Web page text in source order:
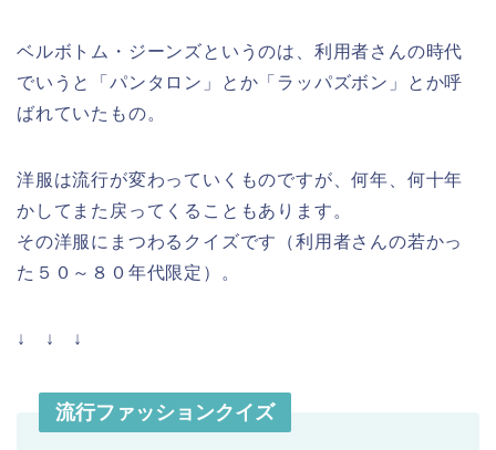
ベルボトム・ジーンズというのは、利用者さんの時代
でいうと「パンタロン」とか「ラッパズボン」とか呼
ばれていたもの。
洋服は流行が変わっていくものですが、何年、何十年
かしてまた戻ってくることもあります。
その洋服にまつわるクイズです（利用者さんの若かっ
た５０～８０年代限定）。
↓ ↓ ↓
流行ファッションクイズ